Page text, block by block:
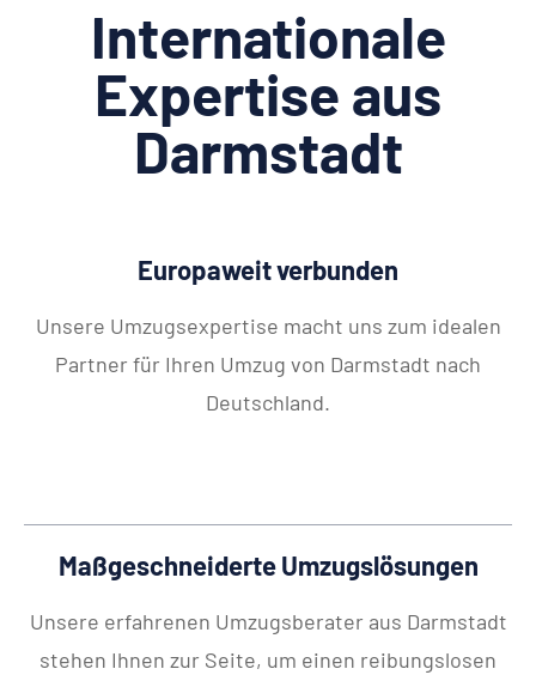
Internationale
Expertise aus
Darmstadt
Europaweit verbunden
Unsere Umzugsexpertise macht uns zum idealen
Partner für Ihren Umzug von Darmstadt nach
Deutschland.
Maßgeschneiderte Umzugslösungen
Unsere erfahrenen Umzugsberater aus Darmstadt
stehen Ihnen zur Seite, um einen reibungslosen